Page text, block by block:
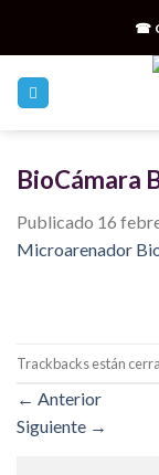
☎
BioCámara
Publicado 16
Microarenador
Trackbacks están
← Anterior
Siguiente →